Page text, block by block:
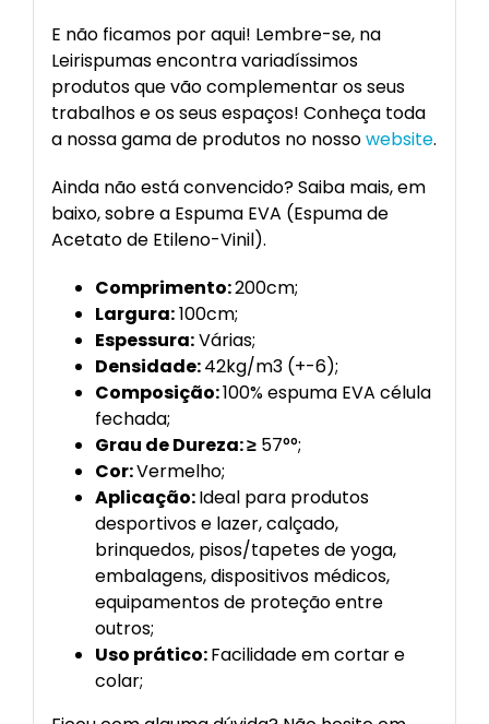
E não ficamos por aqui! Lembre-se, na
Leirispumas encontra variadíssimos
produtos que vão complementar os seus
trabalhos e os seus espaços! Conheça toda
a nossa gama de produtos no nossowebsite.
Ainda não está convencido? Saiba mais, em
baixo, sobre a Espuma EVA (Espuma de
Acetato de Etileno-Vinil).
Comprimento:200cm;
Largura:100cm;
Espessura:Várias;
Densidade:42kg/m3 (+-6);
Composição:100% espuma EVA célula
fechada;
Grau de Dureza: ≥57°°;
Cor:Vermelho;
Aplicação:Ideal para produtos
desportivos e lazer, calçado,
brinquedos, pisos/tapetes de yoga,
embalagens, dispositivos médicos,
equipamentos de proteção entre
outros;
Uso prático:Facilidade em cortar e
colar;